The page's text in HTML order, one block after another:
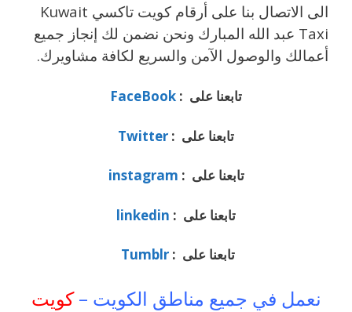
الى الاتصال بنا على أرقام كويت تاكسي Kuwait
Taxi عبد الله المبارك ونحن نضمن لك إنجاز جميع
أعمالك والوصول الآمن والسريع لكافة مشاويرك.
تابعنا على : FaceBook
تابعنا على : Twitter
تابعنا على : instagram
تابعنا على : linkedin
تابعنا على :Tumblr
نعمل في جميع مناطق الكويت – كويت